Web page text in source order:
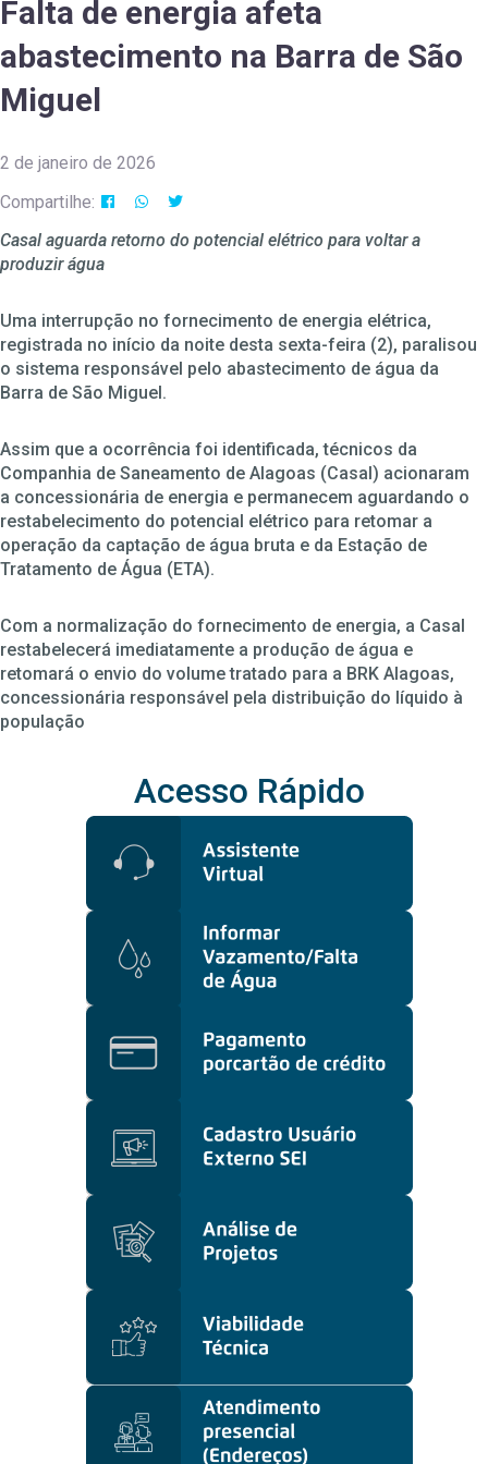
Falta de energia afeta
abastecimento na Barra de São
Miguel
2 de janeiro de 2026
Compartilhe:
Casal aguarda retorno do potencial elétrico para voltar a
produzir água
Uma interrupção no fornecimento de energia elétrica,
registrada no início da noite desta sexta-feira (2), paralisou
o sistema responsável pelo abastecimento de água da
Barra de São Miguel.
Assim que a ocorrência foi identificada, técnicos da
Companhia de Saneamento de Alagoas (Casal) acionaram
a concessionária de energia e permanecem aguardando o
restabelecimento do potencial elétrico para retomar a
operação da captação de água bruta e da Estação de
Tratamento de Água (ETA).
Com a normalização do fornecimento de energia, a Casal
restabelecerá imediatamente a produção de água e
retomará o envio do volume tratado para a BRK Alagoas,
concessionária responsável pela distribuição do líquido à
população
Acesso Rápido